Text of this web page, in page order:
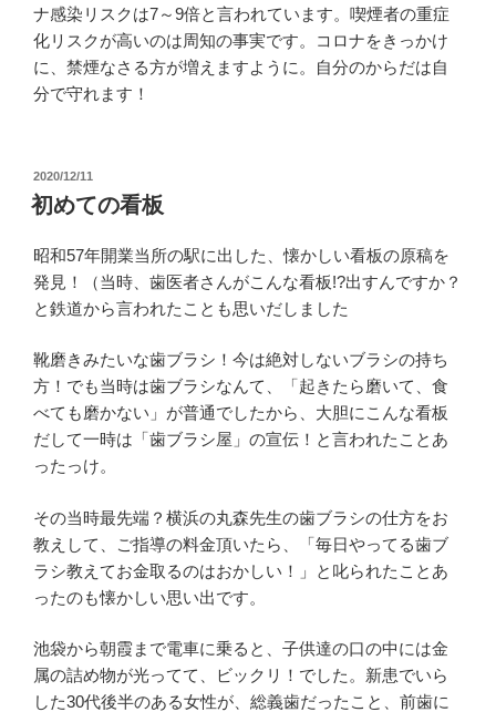
ナ感染リスクは7～9倍と言われています。喫煙者の重症
化リスクが高いのは周知の事実です。コロナをきっかけ
に、禁煙なさる方が増えますように。自分のからだは自
分で守れます！
投
稿
日:
2020/12/11
初めての看板
昭和57年開業当所の駅に出した、懐かしい看板の原稿を
発見！（当時、歯医者さんがこんな看板!?出すんですか？
と鉄道から言われたことも思いだしました
靴磨きみたいな歯ブラシ！今は絶対しないブラシの持ち
方！でも当時は歯ブラシなんて、「起きたら磨いて、食
べても磨かない」が普通でしたから、大胆にこんな看板
だして一時は「歯ブラシ屋」の宣伝！と言われたことあ
ったっけ。
その当時最先端？横浜の丸森先生の歯ブラシの仕方をお
教えして、ご指導の料金頂いたら、「毎日やってる歯ブ
ラシ教えてお金取るのはおかしい！」と叱られたことあ
ったのも懐かしい思い出です。
池袋から朝霞まで電車に乗ると、子供達の口の中には金
属の詰め物が光ってて、ビックリ！でした。新患でいら
した30代後半のある女性が、総義歯だったこと、前歯に